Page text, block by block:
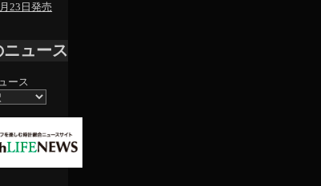
23日発売
ュース
ース